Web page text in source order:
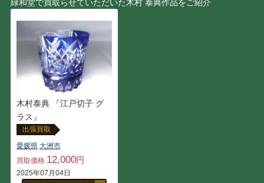
緑和堂で買取らせていただいた木村 泰典作品をご紹介
木村泰典 『江戸切子 グ
ラス』
出張買取
愛媛県 大洲市
買取価格 12,000円
2025年07月04日